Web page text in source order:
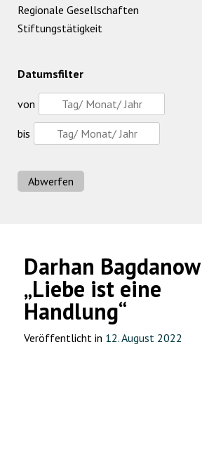
Darhan
„Liebe ist eine
Handlung“
Veröffentlicht in 12. August 2022
Regionale Gesellschaften
Stiftungstätigkeit
Datumsfilter
von
bis
Abwerfen